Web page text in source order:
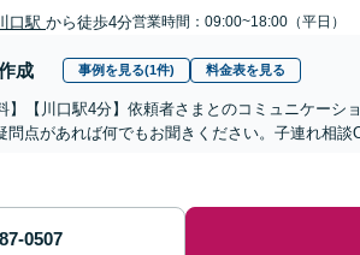
口駅 から徒歩4分営業時間：09:00~18:00（平日）
成 事例を見る(1件) 料金表を見る
】【川口駅4分】依頼者さまとのコミュニケー
問点があれば何でもお聞きください。子連れ相談